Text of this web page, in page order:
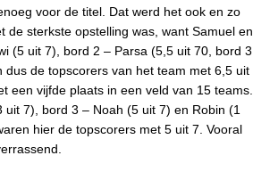
voor de titel. Dat werd het ook en zo
sterkste opstelling was, want Samuel en
(5 uit 7), bord 2 – Parsa (5,5 uit 70, bord 3
de topscorers van het team met 6,5 uit
een vijfde plaats in een veld van 15 teams.
7), bord 3 – Noah (5 uit 7) en Robin (1
hier de topscorers met 5 uit 7. Vooral